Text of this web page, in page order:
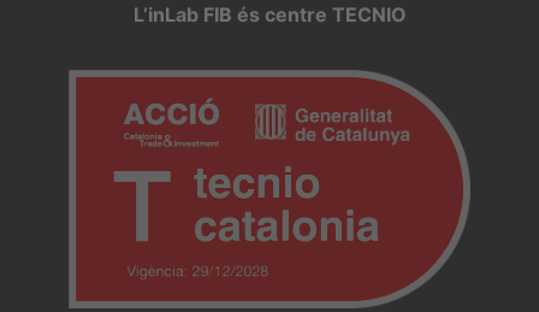
L’inLab FIB és centre TECNIO